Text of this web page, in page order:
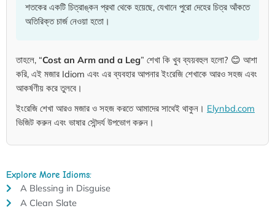
শতকের একটি চিত্রাঙ্কন প্রথা থেকে হয়েছে, যেখানে পুরো দেহের চিত্র আঁকতে
অতিরিক্ত চার্জ নেওয়া হতো।
তাহলে, “Cost an Arm and a Leg” শেখা কি খুব ব্যয়বহুল হলো? 😊 আশা
করি, এই মজার Idiom এবং এর ব্যবহার আপনার ইংরেজি শেখাকে আরও সহজ এবং
আকর্ষণীয় করে তুলবে।
ইংরেজি শেখা আরও মজার ও সহজ করতে আমাদের সাথেই থাকুন। Elynbd.com
ভিজিট করুন এবং ভাষার সৌন্দর্য উপভোগ করুন।
Explore More Idioms:
A Blessing in Disguise
A Clean Slate